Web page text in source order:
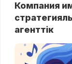
Компания
агенттік